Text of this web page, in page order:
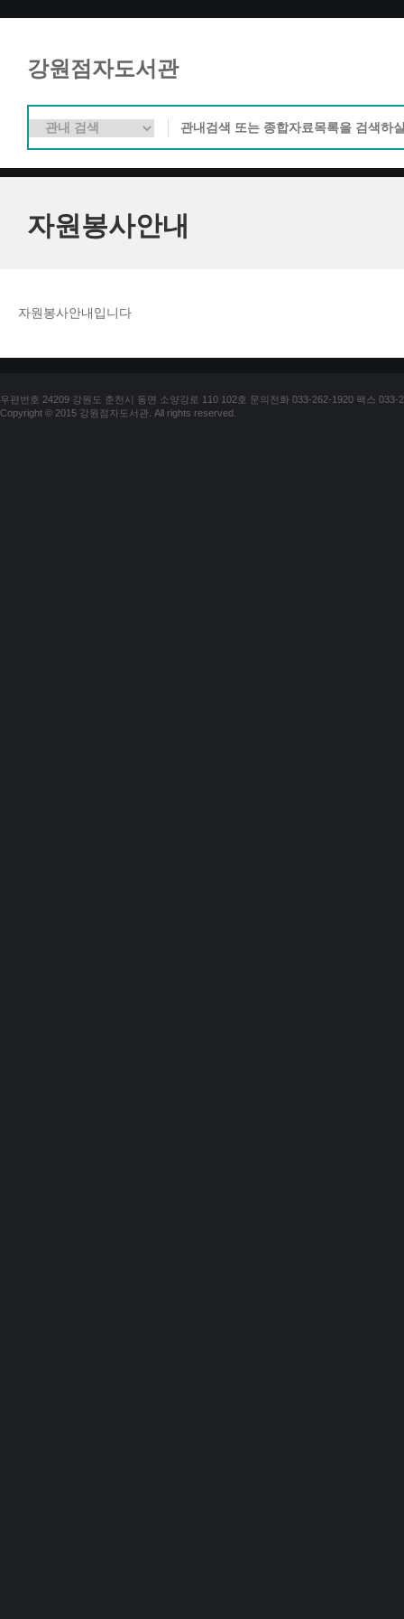
강원점자도서관
자원봉사안내
자원봉사안내입니다
우편번호 24209 강원도 춘천시 동면 소양강로 110 102호 문의전화 033-262-1920 팩스 033-
Copyright © 2015 강원점자도서관. All rights reserved.